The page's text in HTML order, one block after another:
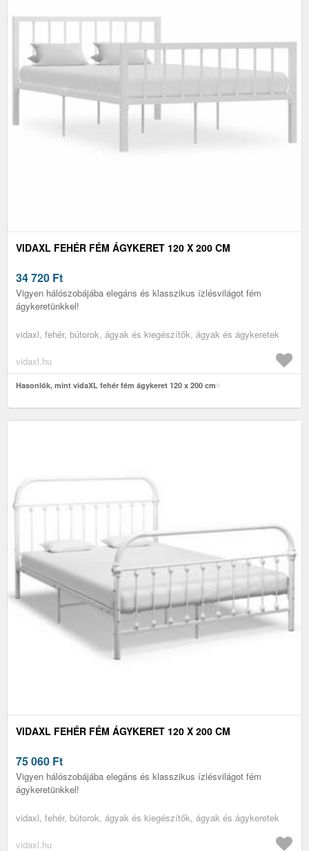
VIDAXL FEHÉR FÉM ÁGYKERET 120 X 200 CM
34 720 Ft
Vigyen hálószobájába elegáns és klasszikus ízlésvilágot fém
ágykeretünkkel!
vidaxl, fehér, bútorok, ágyak és kiegészítők, ágyak és ágykeretek
vidaxl.hu
Hasonlók, mint vidaXL fehér fém ágykeret 120 x 200 cm
VIDAXL FEHÉR FÉM ÁGYKERET 120 X 200 CM
75 060 Ft
Vigyen hálószobájába elegáns és klasszikus ízlésvilágot fém
ágykeretünkkel!
vidaxl, fehér, bútorok, ágyak és kiegészítők, ágyak és ágykeretek
vidaxl.hu